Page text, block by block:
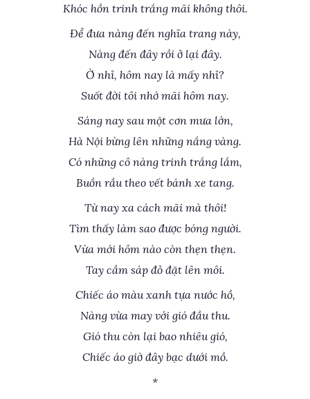
Khóc hồn trinh trắng mãi không thôi.
Để đưa nàng đến nghĩa trang này,
Nàng đến đây rồi ở lại đây.
Ờ nhỉ, hôm nay là mấy nhỉ?
Suốt đời tôi nhớ mãi hôm nay.
Sáng nay sau một cơn mưa lớn,
Hà Nội bừng lên những nắng vàng.
Có những cô nàng trinh trắng lắm,
Buồn rầu theo vết bánh xe tang.
Từ nay xa cách mãi mà thôi!
Tìm thấy làm sao được bóng người.
Vừa mới hôm nào còn thẹn thẹn.
Tay cầm sáp đỏ đặt lên môi.
Chiếc áo màu xanh tựa nước hồ,
Nàng vừa may với gió đầu thu.
Gió thu còn lại bao nhiêu gió,
Chiếc áo giờ đây bạc dưới mồ.
*